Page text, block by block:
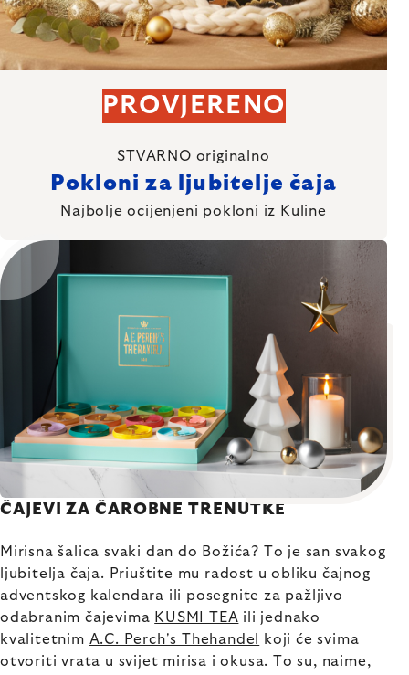
PROVJERENO
STVARNO originalno
Pokloni za ljubitelje čaja
Najbolje ocijenjeni pokloni iz Kuline
ČAJEVI ZA ČAROBNE TRENUTKE
Mirisna šalica svaki dan do Božića? To je san svakog
ljubitelja čaja. Priuštite mu radost u obliku čajnog
adventskog kalendara ili posegnite za pažljivo
odabranim čajevima KUSMI TEA ili jednako
kvalitetnim A.C. Perch's Thehandel
koji će svima
otvoriti vrata u svijet mirisa i okusa. To su, naime,